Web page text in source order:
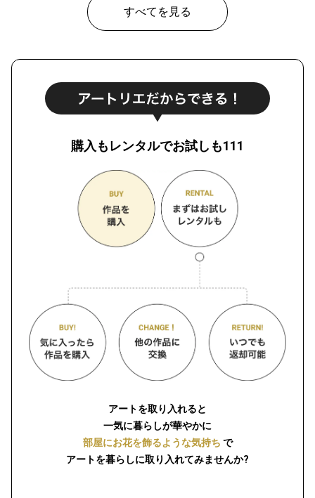
すべてを見る
購入もレンタルでお試しも111
アートを取り入れると
一気に暮らしが華やかに
部屋にお花を飾るような気持ち で
アートを暮らしに取り入れてみませんか?